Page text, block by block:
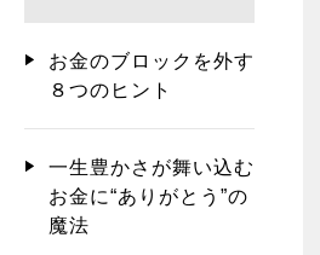
お金のブロックを外す
８つのヒント
一生豊かさが舞い込む
お金に“ありがとう”の
魔法